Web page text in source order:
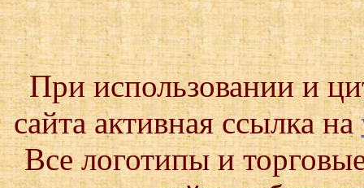
При использовании и
сайта активная ссылка на
Все логотипы и